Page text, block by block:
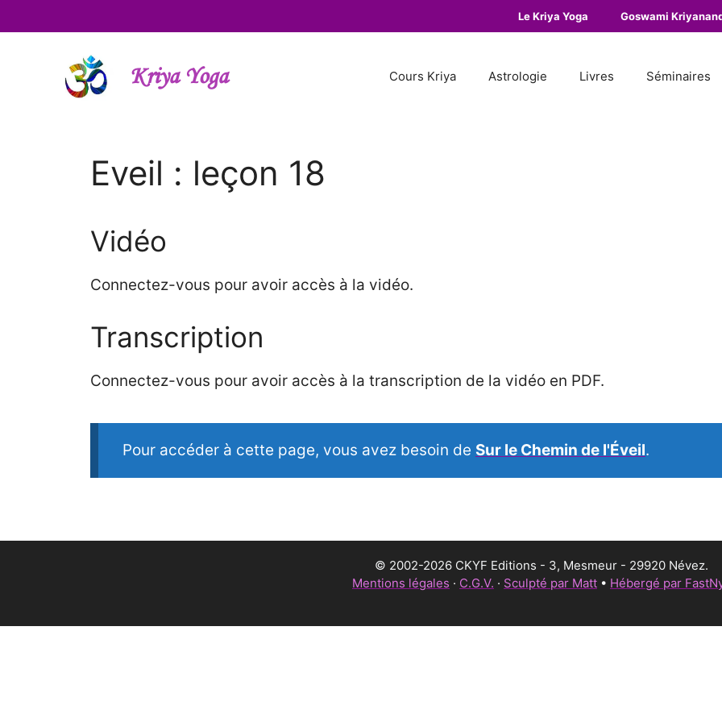
au
Le Kriya Yoga Goswami
Kriya Yoga Cours Kriya Astrologie Livres Séminaires
Eveil : leçon 18
Vidéo
Connectez-vous pour avoir accès à la vidéo.
Transcription
Connectez-vous pour avoir accès à la transcription de la vidéo en PDF.
Pour accéder à cette page, vous avez besoin de Sur le Chemin de l'Éveil.
© 2002-2026 CKYF Editions - 3, Mesmeur - 29920 Névez.
Mentions légales · C.G.V. · Sculpté par Matt • Hébergé par